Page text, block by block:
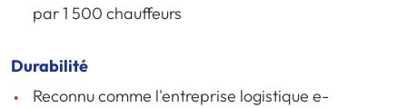
par 1 500 chauffeurs
Durabilité
Reconnu comme l'entreprise logistique e-